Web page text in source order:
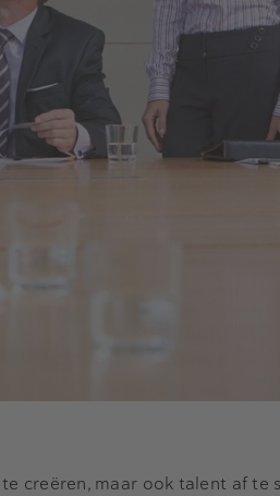
creëren, maar ook talent af te